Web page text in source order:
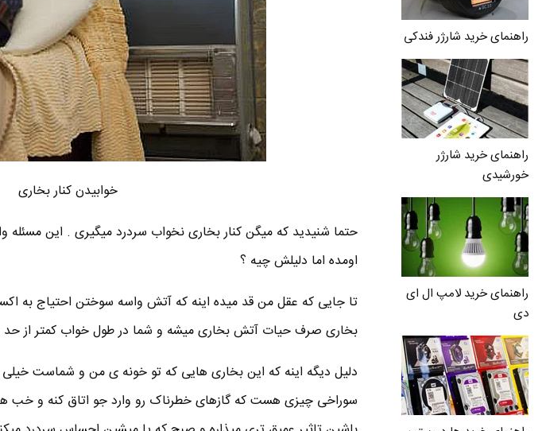
راهنمای خرید شارژر فندکی
راهنمای خرید شارژر
خورشیدی
راهنمای خرید لامپ ال ای
دی
خوابیدن کنار بخاری
حتما شنیدید که میگن کنار بخاری نخواب سردرد میگیری . این
اومده اما دلیلش چیه ؟
تا جایی که عقل من قد میده اینه که آتش واسه سوختن احتیاج به
بخاری صرف حیات آتش بخاری میشه و شما در طول خواب کمتر از حد
دلیل دیگه اینه که این بخاری هایی که تو خونه ی من و شماست
سوراخی چیزی هست که گازهای خطرناک رو وارد جو اتاق کنه و خب